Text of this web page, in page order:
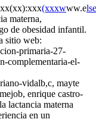
(xxxwww.e
materna,
de obesidad infantil.
sitio web:
primaria-27-
complementaria-el-
vidalb,c, mayte
enrique castro-
lactancia materna
en un